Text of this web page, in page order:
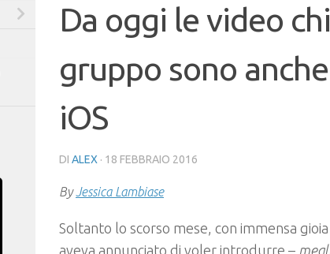
Da oggi le video
gruppo sono
iOS
DI ALEX · 18 FEBBRAIO 2016
ByJessica Lambiase
Soltanto lo scorso mese, con immensa
aveva annunciato di voler introdurre –